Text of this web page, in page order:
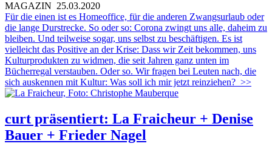
MAGAZIN 25.03.2020
Für die einen ist es Homeoffice, für die anderen Zwangsurlaub oder
die lange Durstrecke. So oder so: Corona zwingt uns alle, daheim zu
bleiben. Und teilweise sogar, uns selbst zu beschäftigen. Es ist
vielleicht das Positive an der Krise: Dass wir Zeit bekommen, uns
Kulturprodukten zu widmen, die seit Jahren ganz unten im
Bücherregal verstauben. Oder so. Wir fragen bei Leuten nach, die
sich auskennen mit Kultur: Was soll ich mir jetzt reinziehen? >>
curt präsentiert: La Fraicheur + Denise
Bauer + Frieder Nagel